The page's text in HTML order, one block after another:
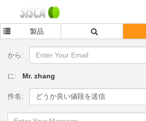
製品
から:
に: Mr. zhang
件名: